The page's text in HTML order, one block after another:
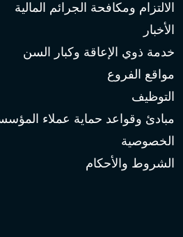
الالتزام ومكافحة الجرائم المالية
الأخبار
خدمة ذوي الإعاقة وكبار السن
مواقع الفروع
التوظيف
مبادئ وقواعد حماية عملاء
الخصوصية
الشروط والأحكام